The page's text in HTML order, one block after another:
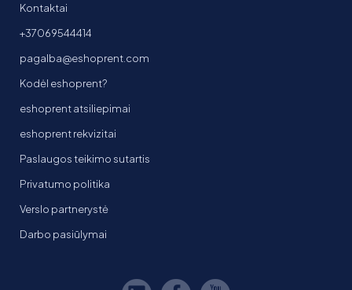
Kontaktai
+37069544414
pagalba@eshoprent.com
Kodėl eshoprent?
eshoprent atsiliepimai
eshoprent rekvizitai
Paslaugos teikimo sutartis
Privatumo politika
Verslo partnerystė
Darbo pasiūlymai